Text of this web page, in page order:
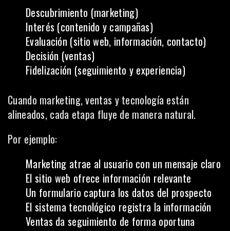
Descubrimiento (marketing)
Interés (contenido y campañas)
Evaluación (sitio web, información, contacto)
Decisión (ventas)
Fidelización (seguimiento y experiencia)
Cuando marketing, ventas y tecnología están
alineados, cada etapa fluye de manera natural.
Por ejemplo:
Marketing atrae al usuario con un mensaje claro
El sitio web ofrece información relevante
Un formulario captura los datos del prospecto
El sistema tecnológico registra la información
Ventas da seguimiento de forma oportuna